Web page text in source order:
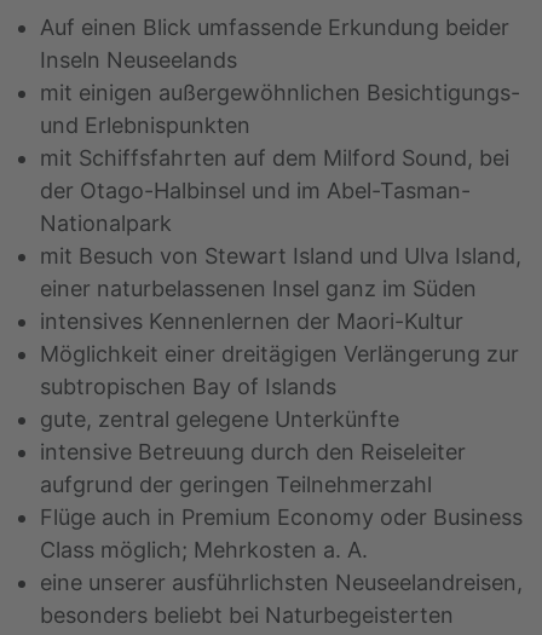
Auf einen Blick umfassende Erkundung beider
Inseln Neuseelands
mit einigen außergewöhnlichen Besichtigungs-
und Erlebnispunkten
mit Schiffsfahrten auf dem Milford Sound, bei
der Otago-Halbinsel und im Abel-Tasman-
Nationalpark
mit Besuch von Stewart Island und Ulva Island,
einer naturbelassenen Insel ganz im Süden
intensives Kennenlernen der Maori-Kultur
Möglichkeit einer dreitägigen Verlängerung zur
subtropischen Bay of Islands
gute, zentral gelegene Unterkünfte
intensive Betreuung durch den Reiseleiter
aufgrund der geringen Teilnehmerzahl
Flüge auch in Premium Economy oder Business
Class möglich; Mehrkosten a. A.
eine unserer ausführlichsten Neuseelandreisen,
besonders beliebt bei Naturbegeisterten